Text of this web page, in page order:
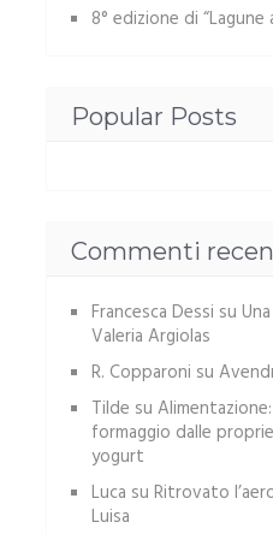
8° edizione di
Popular Posts
Commenti
Francesca Dessi su
Valeria Argiolas
R. Copparoni su
Tilde su
formaggio dalle
yogurt
Luca su Ritrovato
Luisa